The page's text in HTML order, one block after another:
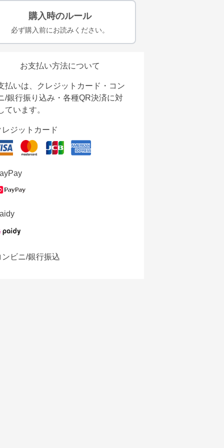
購入時のルール
必ず購入前にお読みください。
お支払い方法について
払いは、クレジットカード・コン
/銀行振り込み・各種QR決済に対
ています。
レジットカード
ンビニ/銀行振込